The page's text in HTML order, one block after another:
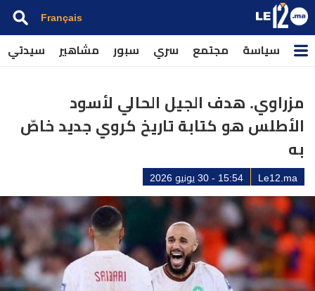
Français
سياسة مجتمع سري سبور مشاهير سيدتي
مزراوي. هدف الجيل الحالي لأسود
الأطلس هو كتابة تاريخ كروي جديد خاصّ
به
Le12.ma 15:54 - 30 يونيو 2026